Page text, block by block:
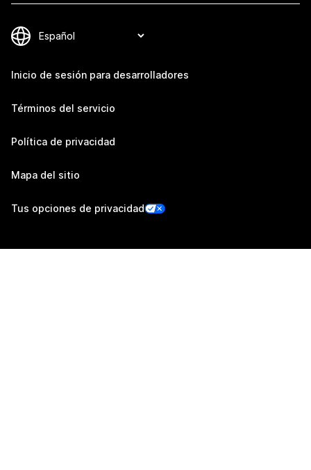
Inicio de sesión para desarrolladores
Términos del servicio
Política de privacidad
Mapa del sitio
Tus opciones de privacidad